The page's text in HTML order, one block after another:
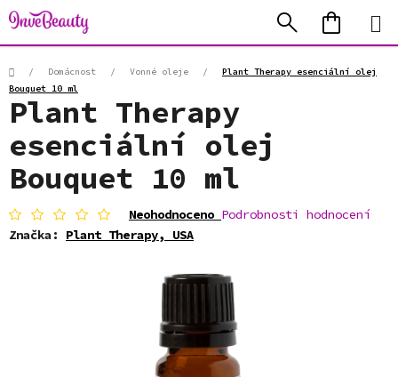
Přejít
na
obsah
Hledat
KOŠÍK
Domů/ Domácnost / Vonné oleje /
Plant Therapy esenciální olej
Bouquet 10 ml
Plant Therapy
esenciální olej
Bouquet 10 ml
Průměrné
hodnocení
produktu
hvězdiček.
Neohodnoceno Podrobnosti hodnocení
Značka: Plant Therapy, USA